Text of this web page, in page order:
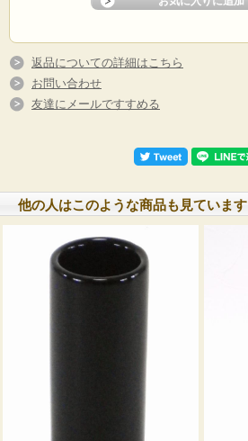
返品についての詳細はこちら
お問い合わせ
友達にメールですすめる
他の人はこのような商品も見ています